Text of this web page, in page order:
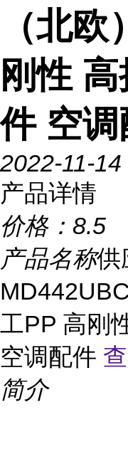
（北
刚性
件 空
2022-11-14
产品详情
价格： 8.5
产品名称供
工PP 高刚
空调配件
简介